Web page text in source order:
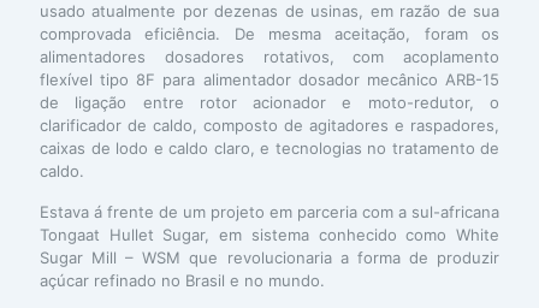
usado atualmente por dezenas de usinas, em razão de sua
comprovada eficiência. De mesma aceitação, foram os
alimentadores dosadores rotativos, com acoplamento
flexível tipo 8F para alimentador dosador mecânico ARB-15
de ligação entre rotor acionador e moto-redutor, o
clarificador de caldo, composto de agitadores e raspadores,
caixas de lodo e caldo claro, e tecnologias no tratamento de
caldo.
Estava á frente de um projeto em parceria com a sul-africana
Tongaat Hullet Sugar, em sistema conhecido como White
Sugar Mill – WSM que revolucionaria a forma de produzir
açúcar refinado no Brasil e no mundo.